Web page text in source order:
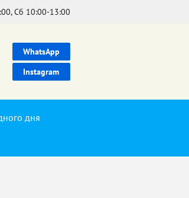
Сб 10:00-13:00
WhatsApp
Instagram
дня